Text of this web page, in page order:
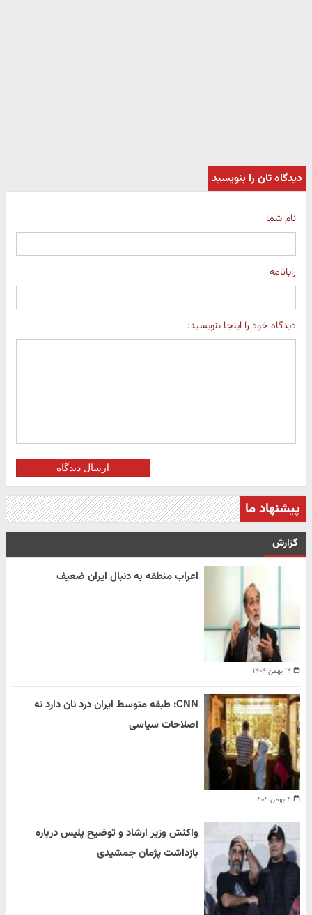
دیدگاه تان را بنویسید
نام شما
رایانامه
دیدگاه خود را اینجا بنویسید:
ارسال دیدگاه
پیشنهاد ما
گزارش
۱۴ بهمن ۱۴۰۴
اعراب منطقه به دنبال ایران ضعیف
۴ بهمن ۱۴۰۴
CNN: طبقه متوسط ایران درد نان دارد نه
اصلاحات سیاسی
واکنش وزیر ارشاد و توضیح پلیس درباره
بازداشت پژمان جمشیدی